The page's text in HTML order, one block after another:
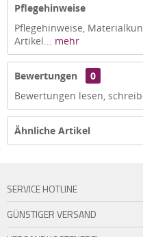
Pflegehinweise
Pflegehinweise,
Artikel... mehr
Bewertungen
0
Bewertungen lesen,
Ähnliche Artikel
SERVICE HOTLINE
GÜNSTIGER VERSAND